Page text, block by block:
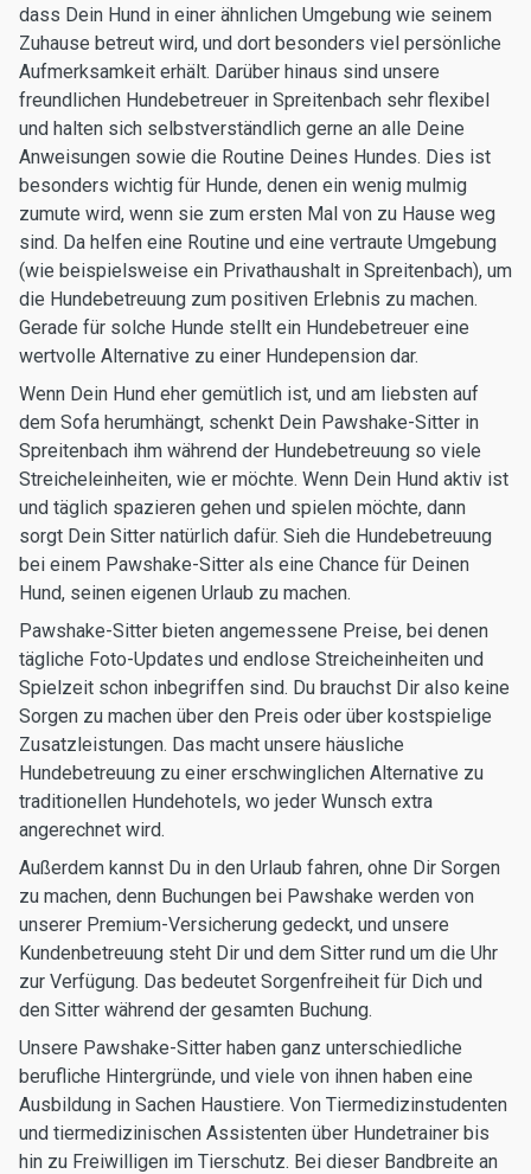
dass Dein Hund in einer ähnlichen Umgebung wie seinem
Zuhause betreut wird, und dort besonders viel persönliche
Aufmerksamkeit erhält. Darüber hinaus sind unsere
freundlichen Hundebetreuer in Spreitenbach sehr flexibel
und halten sich selbstverständlich gerne an alle Deine
Anweisungen sowie die Routine Deines Hundes. Dies ist
besonders wichtig für Hunde, denen ein wenig mulmig
zumute wird, wenn sie zum ersten Mal von zu Hause weg
sind. Da helfen eine Routine und eine vertraute Umgebung
(wie beispielsweise ein Privathaushalt in Spreitenbach), um
die Hundebetreuung zum positiven Erlebnis zu machen.
Gerade für solche Hunde stellt ein Hundebetreuer eine
wertvolle Alternative zu einer Hundepension dar.
Wenn Dein Hund eher gemütlich ist, und am liebsten auf
dem Sofa herumhängt, schenkt Dein Pawshake-Sitter in
Spreitenbach ihm während der Hundebetreuung so viele
Streicheleinheiten, wie er möchte. Wenn Dein Hund aktiv ist
und täglich spazieren gehen und spielen möchte, dann
sorgt Dein Sitter natürlich dafür. Sieh die Hundebetreuung
bei einem Pawshake-Sitter als eine Chance für Deinen
Hund, seinen eigenen Urlaub zu machen.
Pawshake-Sitter bieten angemessene Preise, bei denen
tägliche Foto-Updates und endlose Streicheinheiten und
Spielzeit schon inbegriffen sind. Du brauchst Dir also keine
Sorgen zu machen über den Preis oder über kostspielige
Zusatzleistungen. Das macht unsere häusliche
Hundebetreuung zu einer erschwinglichen Alternative zu
traditionellen Hundehotels, wo jeder Wunsch extra
angerechnet wird.
Außerdem kannst Du in den Urlaub fahren, ohne Dir Sorgen
zu machen, denn Buchungen bei Pawshake werden von
unserer Premium-Versicherung gedeckt, und unsere
Kundenbetreuung steht Dir und dem Sitter rund um die Uhr
zur Verfügung. Das bedeutet Sorgenfreiheit für Dich und
den Sitter während der gesamten Buchung.
Unsere Pawshake-Sitter haben ganz unterschiedliche
berufliche Hintergründe, und viele von ihnen haben eine
Ausbildung in Sachen Haustiere. Von Tiermedizinstudenten
und tiermedizinischen Assistenten über Hundetrainer bis
hin zu Freiwilligen im Tierschutz. Bei dieser Bandbreite an